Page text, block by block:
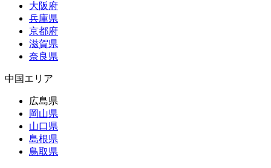
大阪府
兵庫県
京都府
滋賀県
奈良県
中国エリア
広島県
岡山県
山口県
島根県
鳥取県